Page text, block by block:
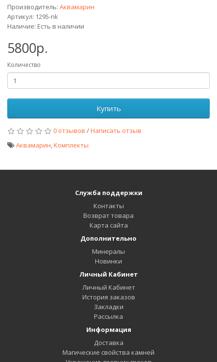
Производитель: Аквамарин
Артикул: 1295-nk
Наличие: Есть в наличии
5800р.
Количество
Купить
0 отзывов /Написать отзыв
Аквамарин,Комплекты
Служба поддержки
Контакты
Возврат товара
Карта сайта
Дополнительно
Минералы
Новинки
Личный Кабинет
Личный Кабинет
История заказов
Закладки
Рассылка
Информация
Доставка
Магические свойства камней